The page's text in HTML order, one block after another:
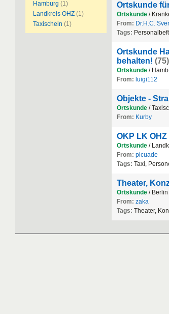
Hamburg (1)
Landkreis OHZ (1)
Taxischein (1)
Ortskunde
Ortskunde /
From: Dr.H.C.
Tags:
Ortskunde
behalten! (75)
Ortskunde /
From: luigi112
Objekte -
Ortskunde /
From: Kurby
OKP LK OHZ
Ortskunde /
From: picuade
Tags: Taxi,
Theater,
Ortskunde / Berlin
From: zaka
Tags: Theater,